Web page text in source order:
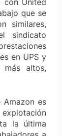
que se
similares,
sindicato
en UPS y
altos,
Amazon es
la última